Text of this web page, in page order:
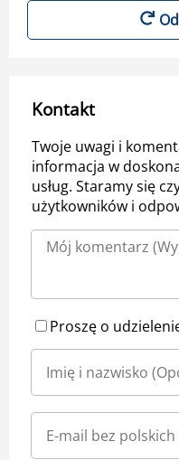
Kontakt
Twoje uwagi i
informacja w
usług. Staramy się
użytkowników i
Proszę o